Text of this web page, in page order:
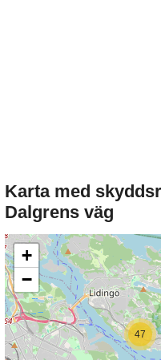
Karta med
Dalgrens väg
47
+
−